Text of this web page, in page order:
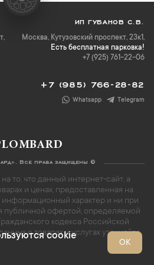
ИП ГУБАНОВ С.В.
Москва, Кутузовский проспект, 23к1,
Есть бесплатная парковка!
+7 (925) 761-22-06
+7 (985) 766-28-82
Whatsapp Telegram
Все права защищены ©
то, что данный интернет-сайт, а
и ценах, предоставленная на
характер и ни при
публичной офертой, определяемой
кодекса Российской
о товарах и услугах уточняйте
cookie
ОК